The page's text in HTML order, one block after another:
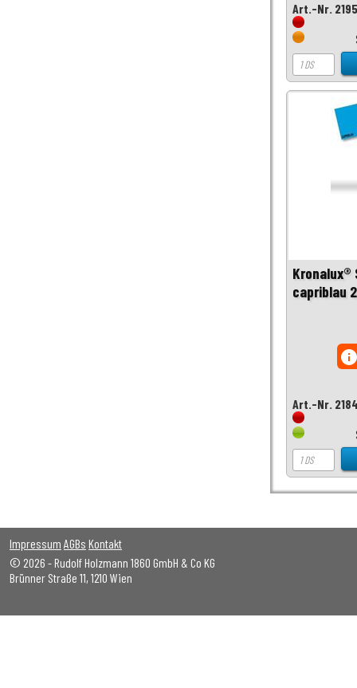
Art.-Nr.
Kronalux®
capriblau
Art.-Nr.
Impressum AGBs Kontakt
© 2026 - Rudolf Holzmann 1860 GmbH & Co KG
Brünner Straße 11, 1210 Wien